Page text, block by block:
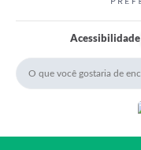
Acessibilidade